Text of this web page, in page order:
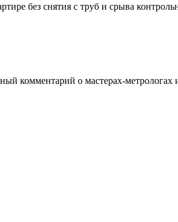
без снятия с труб и срыва
комментарий о мастерах-метрологах